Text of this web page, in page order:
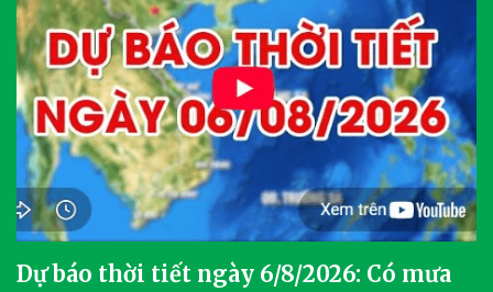
Dự báo thời tiết ngày 6/8/2026: Có mưa